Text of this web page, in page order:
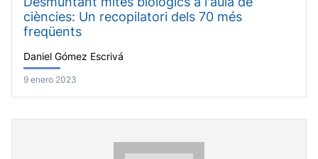
ciències: Un recopilatori dels 70 més
freqüents
Daniel Gómez Escrivá
9 enero 2023